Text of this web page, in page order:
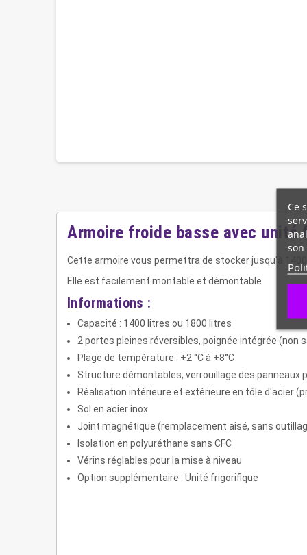
Armoire froide basse avec unité
Cette armoire vous permettra de stocker jusqu'à
Elle est facilement montable et démontable.
Informations :
Capacité : 1400 litres ou 1800 litres
2 portes pleines réversibles, poignée intégrée (non
Plage de température : +2 °C à +8°C
Structure démontables, verrouillage des
Réalisation intérieure et extérieure en tôle d'acier
Sol en acier inox
Joint magnétique (remplacement aisé, sans
Isolation en polyuréthane sans CFC
Vérins réglables pour la mise à niveau
Option supplémentaire : Unité frigorifique
Ce
son